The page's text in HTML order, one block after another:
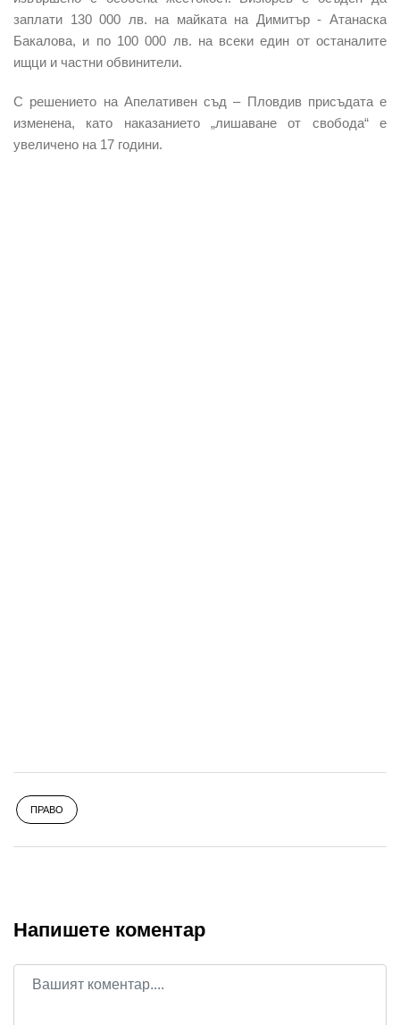
заплати 130 000 лв. на майката на Димитър - Атанаска
Бакалова, и по 100 000 лв. на всеки един от останалите
ищци и частни обвинители.
С решението на Апелативен съд – Пловдив присъдата е
изменена, като наказанието „лишаване от свобода“ е
увеличено на 17 години.
ПРАВО
Напишете коментар